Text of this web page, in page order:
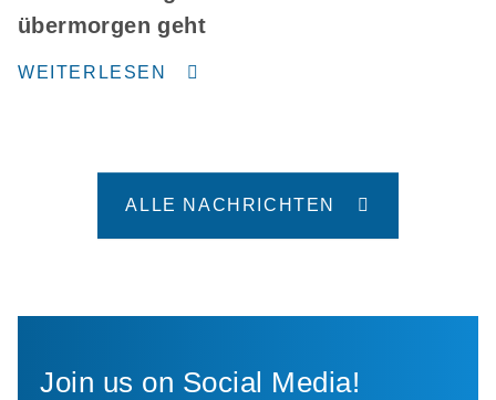
übermorgen geht
WEITERLESEN
ALLE NACHRICHTEN
Join us on Social Media!